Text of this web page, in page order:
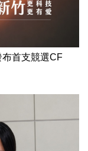
首支競選CF